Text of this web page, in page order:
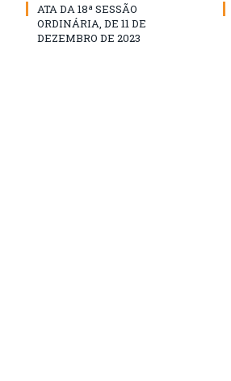
ATA DA 18ª SESSÃO
ORDINÁRIA, DE 11 DE
DEZEMBRO DE 2023